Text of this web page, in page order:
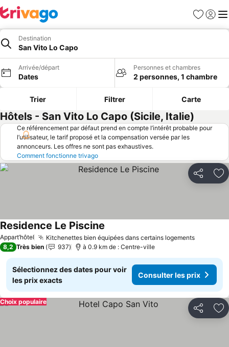
Favoris
Se
Destination
San Vito Lo Capo
Arrivée/départ
Dates
Personnes et chambres
2 personnes, 1 chambre
Trier Filtrer Carte
Hôtels - San Vito Lo Capo (Sicile, Italie)
Ce référencement par défaut prend en compte l’intérêt probable pour
l’utilisateur, le tarif proposé et la compensation versée par les
annonceurs. Les offres ne sont pas exhaustives.
Comment fonctionne trivago
Partager
Appart’hôtel Kitchenettes bien équipées dans certains logements
Residence Le Piscine
8,2 Très bien 937 à 0.9 km de : Centre-ville
Sélectionnez des dates pour voir
les prix exacts
Consulter les prix
Partager
Choix populaire